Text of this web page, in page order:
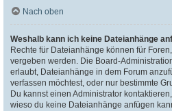
Nach oben
Weshalb kann ich keine Dateianhänge
Rechte für Dateianhänge können für
vergeben werden. Die Board-
erlaubt, Dateianhänge in dem Forum
verfassen möchtest, oder nur bestimmte
Du kannst einen Administrator
wieso du keine Dateianhänge anfügen